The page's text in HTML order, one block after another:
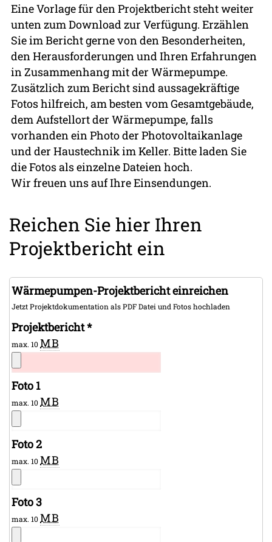
Eine Vorlage für den Projektbericht steht weiter
unten zum Download zur Verfügung. Erzählen
Sie im Bericht gerne von den Besonderheiten,
den Herausforderungen und Ihren Erfahrungen
in Zusammenhang mit der Wärmepumpe.
Zusätzlich zum Bericht sind aussagekräftige
Fotos hilfreich, am besten vom Gesamtgebäude,
dem Aufstellort der Wärmepumpe, falls
vorhanden ein Photo der Photovoltaikanlage
und der Haustechnik im Keller. Bitte laden Sie
die Fotos als einzelne Dateien hoch.
Wir freuen uns auf Ihre Einsendungen.
Reichen Sie hier Ihren
Projektbericht ein
Wärmepumpen-Projektbericht einreichen
Jetzt Projektdokumentation als PDF Datei und Fotos hochladen
Projektbericht*
max. 10 MB
Foto 1
max. 10 MB
Foto 2
max. 10 MB
Foto 3
max. 10MB